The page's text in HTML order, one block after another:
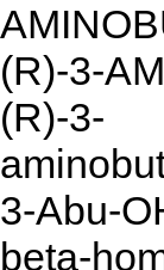
(R)-3-
(R)-3-
3-Abu-
beta-